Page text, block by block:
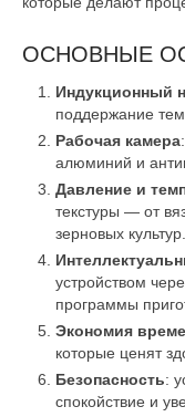
ОСНОВНЫЕ
Индукционный
поддержание
Рабочая камера
алюминий и
Давление и
текстуры — от
зерновых культур.
устройством
программы
Экономия
которые ценят
Безопасность:
спокойствие и